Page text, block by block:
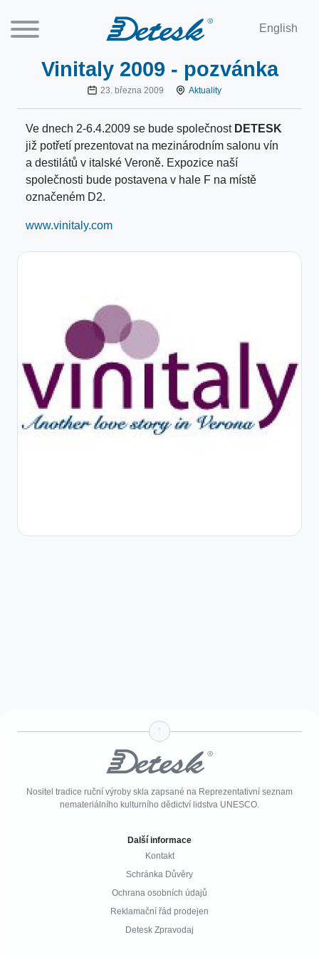
English
Vinitaly 2009 - pozvánka
23. března 2009 Aktuality
Ve dnech 2-6.4.2009 se bude společnost DETESK
již potřetí prezentovat na mezinárodním salonu vín
a destilátů v italské Veroně. Expozice naší
společnosti bude postavena v hale F na místě
označeném D2.
www.vinitaly.com
↑
Nositel tradice ruční výroby skla zapsané na Reprezentativní seznam
nemateriálního kulturního dědictví lidstva UNESCO.
Další informace
Kontakt
Schránka Důvěry
Ochrana osobních údajů
Reklamační řád prodejen
Detesk Zpravodaj